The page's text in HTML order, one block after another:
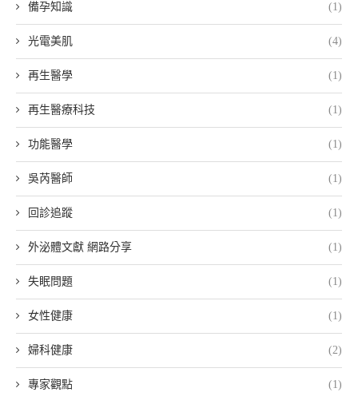
備孕知識 (1)
光電美肌 (4)
再生醫學 (1)
再生醫療科技 (1)
功能醫學 (1)
吳芮醫師 (1)
回診追蹤 (1)
外泌體文獻 網路分享 (1)
失眠問題 (1)
女性健康 (1)
婦科健康 (2)
專家觀點 (1)